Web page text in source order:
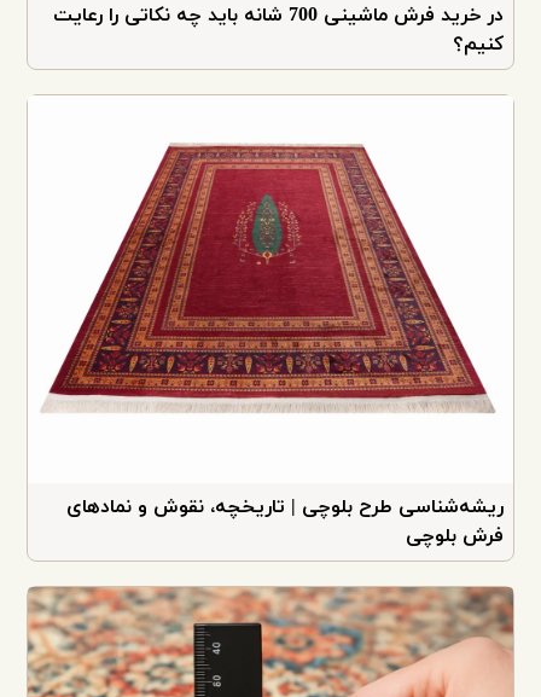
در خرید فرش ماشینی 700 شانه باید چه نکاتی را رعایت
کنیم؟
ریشه‌شناسی طرح بلوچی | تاریخچه، نقوش و نمادهای
فرش بلوچی